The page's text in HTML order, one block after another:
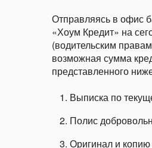
Отправляясь в офис
«Хоум Кредит» на
(водительским
возможная сумма
представленного
Выписка по
Полис
Оригинал и копию